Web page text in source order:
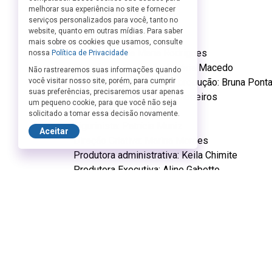
Ficha Técnica:
Texto: Bia de Queiroz
Elenco: Bia de Queiroz
Direção: Stella Maria Rodrigues
Direção de Produção: Valéria Macedo
Assistente de direção e produção: Bruna
Iluminador: Paulo César Medeiros
Cenógrafa: Mina Quental
Figurinista: Patrícia Muniz
Direção Criativa: Marina Moraes
Produtora administrativa: Keila Chimite
Produtora Executiva: Aline Gabetto
melhorar sua experiência no site e fornecer
serviços personalizados para você, tanto no
website, quanto em outras mídias. Para saber
mais sobre os cookies que usamos, consulte
nossa Política de Privacidade
Não rastrearemos suas informações quando
você visitar nosso site, porém, para cumprir
suas preferências, precisaremos usar apenas
um pequeno cookie, para que você não seja
solicitado a tomar essa decisão novamente.
Aceitar